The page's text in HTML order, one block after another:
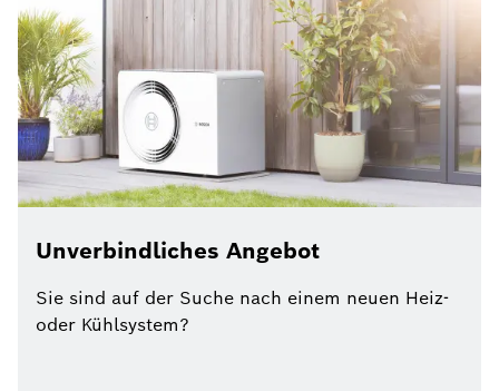
Unverbindliches Angebot
Sie sind auf der Suche nach einem neuen Heiz-
oder Kühlsystem?